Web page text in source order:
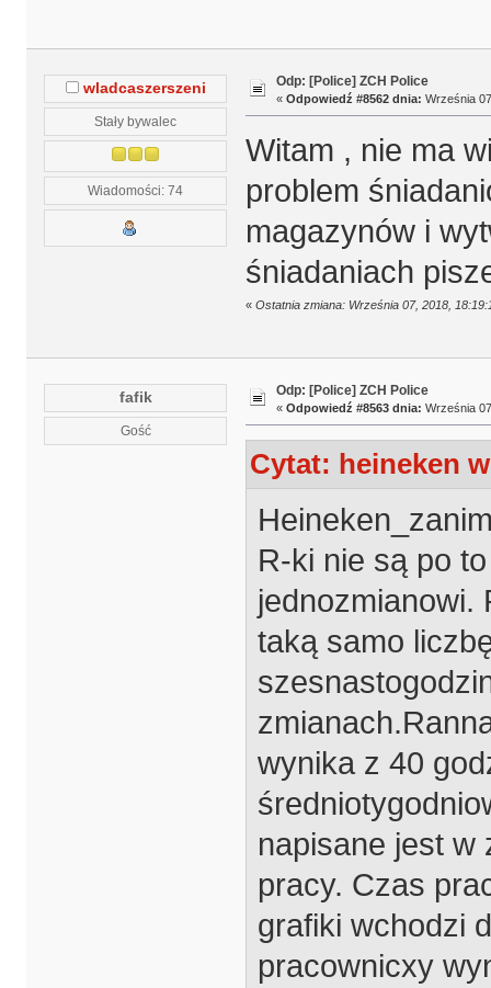
wladcaszerszeni
Stały bywalec
Wiadomości: 74
Odp: [Police] ZCH Police
« Odpowiedź #8562 dnia: Września
Witam , nie ma
problem
magazynów i
śniadaniach
« Ostatnia zmiana: Września 07, 2018,
fafik
Gość
Odp: [Police] ZCH Police
« Odpowiedź #8563 dnia: Września
Cytat: heineken
R-ki nie są po
jednozmianowi.
taką samo
wynika z 40
napisane jest w
pracy. Czas
grafiki wchodzi
pracownicxy